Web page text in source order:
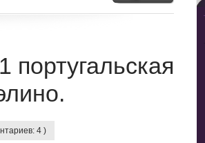
португальская
4 )